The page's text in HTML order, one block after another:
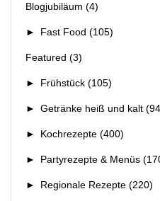
Blogjubiläum (4)
► Fast Food (105)
Featured (3)
► Frühstück (105)
► Getränke heiß und kalt
► Kochrezepte (400)
► Partyrezepte & Menüs
► Regionale Rezepte (220)